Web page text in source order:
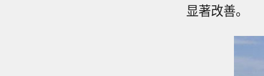
显著改善。